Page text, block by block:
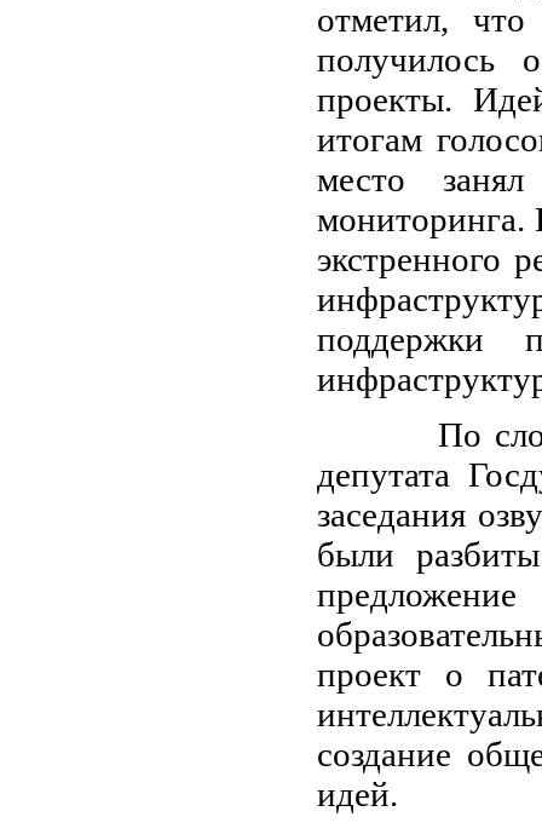
отметил,
получилось
проекты.
итогам
место занял
мониторинга.
экстренного
поддержки
По словам
депутата
заседания
были
проект о
создание
идей.